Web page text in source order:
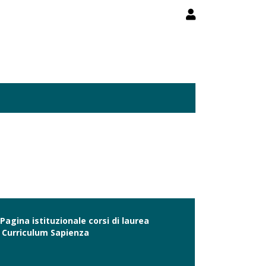
Pagina istituzionale corsi di laurea
Curriculum Sapienza